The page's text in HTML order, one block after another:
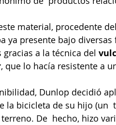
material, procedente
ya presente bajo
a la técnica del
, que lo hacía resistente a
Dunlop decidió
la bicicleta de su hijo (un
De  hecho, hizo